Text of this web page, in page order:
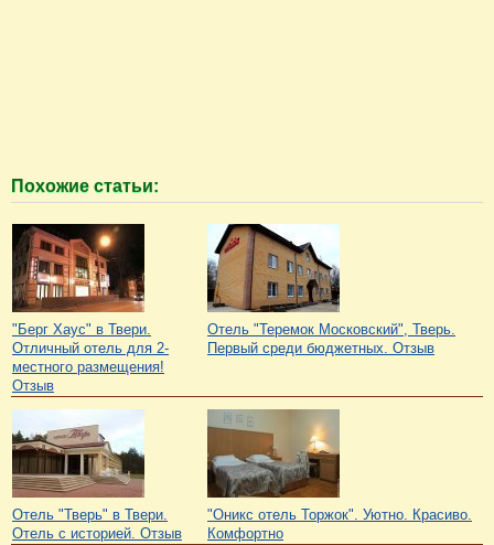
Похожие статьи:
"Берг Хаус" в Твери.
Отличный отель для 2-
местного размещения!
Отзыв
Отель "Теремок Московский", Тверь.
Первый среди бюджетных. Отзыв
Отель "Тверь" в Твери.
Отель с историей. Отзыв
"Оникс отель Торжок". Уютно. Красиво.
Комфортно